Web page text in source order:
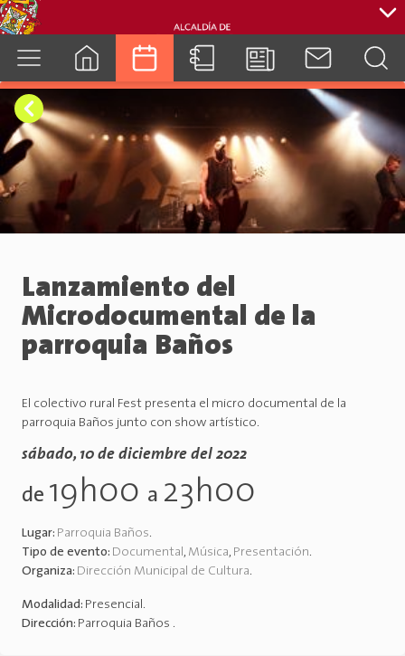
Lanzamiento del
Microdocumental de la
parroquia Baños
El colectivo rural Fest presenta el micro documental de la
parroquia Baños junto con show artístico.
sábado, 10 de diciembre del 2022
de 19h00 a 23h00
Lugar: Parroquia Baños.
Tipo de evento: Documental, Música, Presentación.
Organiza: Dirección Municipal de Cultura.
Modalidad: Presencial.
Dirección: Parroquia Baños .